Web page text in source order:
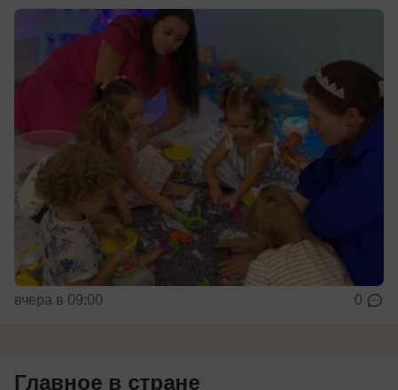
вчера в 09:00 0
Главное в стране